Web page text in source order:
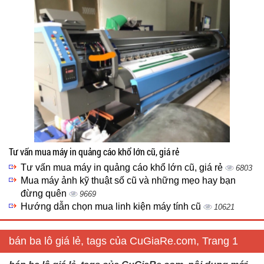
Tư vấn mua máy in quảng cáo khổ lớn cũ, giá rẻ
Tư vấn mua máy in quảng cáo khổ lớn cũ, giá rẻ 6803
Mua máy ảnh kỹ thuật số cũ và những mẹo hay bạn
đừng quên
9669
Hướng dẫn chọn mua linh kiện máy tính cũ 10621
bán ba lô giá lẻ, tags của CuGiaRe.com, Trang 1